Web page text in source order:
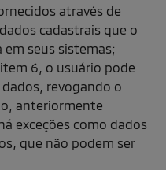
através de
cadastrais que o
seus sistemas;
6, o usuário pode
revogando o
anteriormente
exceções como dados
que não podem ser